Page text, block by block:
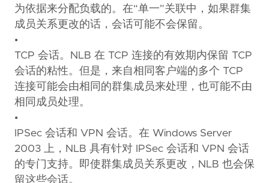
为依据来分配负载的。在“单一”关联中，如果群集
成员关系更改的话，会话可能不会保留。
•
TCP 会话。NLB 在 TCP 连接的有效期内保留 TCP
会话的粘性。但是，来自相同客户端的多个 TCP
连接可能会由相同的群集成员来处理，也可能不由
相同成员处理。
•
IPSec 会话和 VPN 会话。在 Windows Server
2003 上，NLB 具有针对 IPSec 会话和 VPN 会话
的专门支持。即使群集成员关系更改，NLB 也会保
留这些会话。